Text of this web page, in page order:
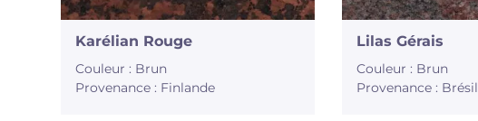
Karélian Rouge
Couleur : Brun
Provenance : Finlande
Lilas Gérais
Couleur : Brun
Provenance : Brésil